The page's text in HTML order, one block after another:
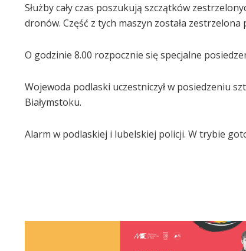
Służby cały czas poszukują szczątków
dronów. Część z tych maszyn została
O godzinie 8.00 rozpocznie się specjalne
Wojewoda podlaski uczestniczył w posiedzeniu
Białymstoku.
Alarm w podlaskiej i lubelskiej policji. W trybie